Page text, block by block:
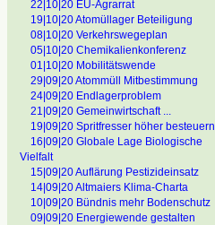
22|10|20 EU-Agrarrat
19|10|20 Atomüllager Beteiligung
08|10|20 Verkehrswegeplan
05|10|20 Chemikalienkonferenz
01|10|20 Mobilitätswende
29|09|20 Atommüll Mitbestimmung
24|09|20 Endlagerproblem
21|09|20 Gemeinwirtschaft ...
19|09|20 Spritfresser höher besteuern
16|09|20 Globale Lage Biologische
Vielfalt
15|09|20 Auflärung Pestizideinsatz
14|09|20 Altmaiers Klima-Charta
10|09|20 Bündnis mehr Bodenschutz
09|09|20 Energiewende gestalten